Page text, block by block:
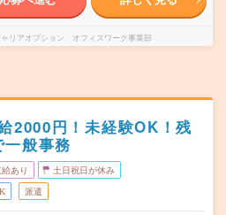
リアオプション オフィスワーク事業部
2000円！未経験OK！残
般事務
あり 土日祝日が休み
派遣